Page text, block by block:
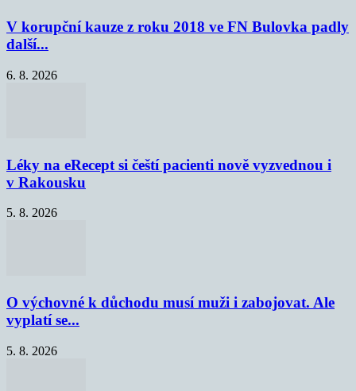
V korupční kauze z roku 2018 ve FN Bulovka padly
další...
6. 8. 2026
Léky na eRecept si čeští pacienti nově vyzvednou i
v Rakousku
5. 8. 2026
O výchovné k důchodu musí muži i zabojovat. Ale
vyplatí se...
5. 8. 2026